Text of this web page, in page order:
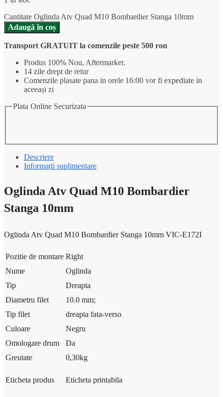
Cantitate Oglinda Atv Quad M10 Bombardier Stanga 10mm
Adaugă în coș
Transport GRATUIT la comenzile peste 500 ron
Produs 100% Nou, Aftermarket.
14 zile drept de retur
Comenzile plasate pana in orele 16:00 vor fi expediate in
aceeași zi
Plata Online Securizata
Descriere
Informații suplimentare
Oglinda Atv Quad M10 Bombardier
Stanga 10mm
Oglinda Atv Quad M10 Bombardier Stanga 10mm VIC-E172I
Pozitie de montare Right
Nume
Oglinda
Tip
Dreapta
Diametru filet
10.0 mm;
Tip filet
dreapta fata-verso
Culoare
Negru
Omologare drum
Da
Greutate
0,30kg
Eticheta produs Eticheta printabila